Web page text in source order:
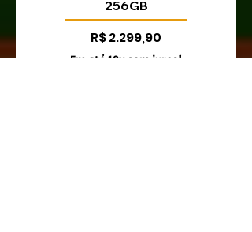
256GB
Preço
R$ 2.299,90
Em até 10x sem juros!